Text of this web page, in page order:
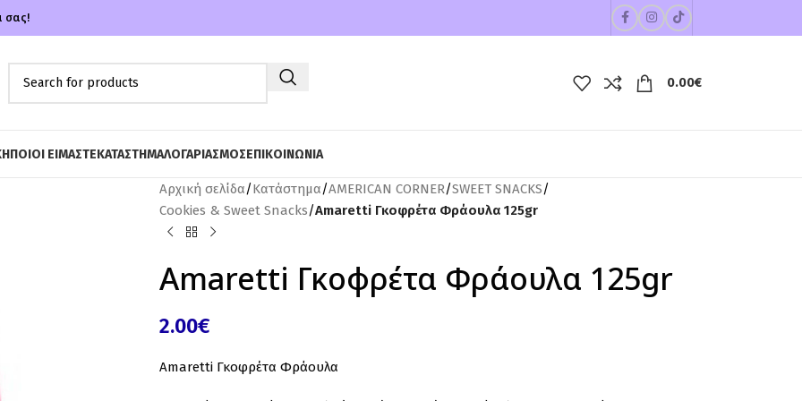
σας!
0.00€
ΠΟΙΟΙ ΕΙΜΑΣΤΕΚΑΤΑΣΤΗΜΑΛΟΓΑΡΙΑΣΜΟΣΕΠΙΚΟΙΝΩΝΙΑ
Αρχική σελίδα/Κατάστημα/AMERICAN CORNER/SWEET SNACKS/
Cookies & Sweet Snacks/Amaretti Γκοφρέτα Φράουλα 125gr
Amaretti Γκοφρέτα Φράουλα 125gr
2.00€
Amaretti Γκοφρέτα Φράουλα